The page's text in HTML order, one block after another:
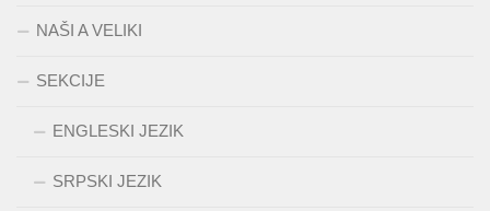
NAŠI A VELIKI
SEKCIJE
ENGLESKI JEZIK
SRPSKI JEZIK